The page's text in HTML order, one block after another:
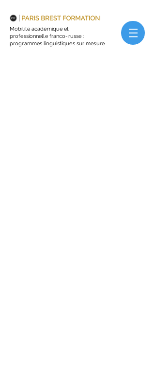
Mobilité académique et
professionnelle franco-russe :
programmes linguistiques sur mesure